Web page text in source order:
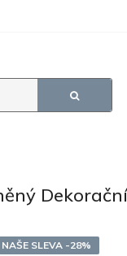
NAŠE SLEVA -28%